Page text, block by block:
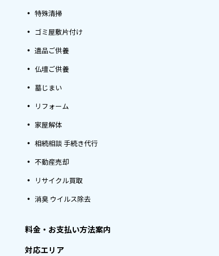
特殊清掃
ゴミ屋敷片付け
遺品ご供養
仏壇ご供養
墓じまい
リフォーム
家屋解体
相続相談 手続き代行
不動産売却
リサイクル買取
消臭 ウイルス除去
料金・お支払い方法案内
対応エリア